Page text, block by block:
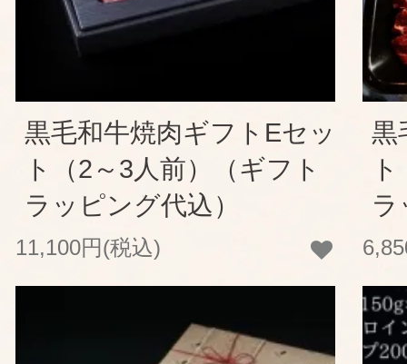
黒毛和牛焼肉ギフトEセッ
ト（2～3人前）（ギフト
ラッピング代込）
11,100円(税込)
黒
ラ